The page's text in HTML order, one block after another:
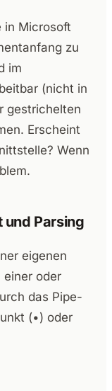
in Microsoft
zu
im
(nicht in
gestrichelten
Erscheint
Wenn
und Parsing
eigenen
einer oder
das Pipe-
(•) oder